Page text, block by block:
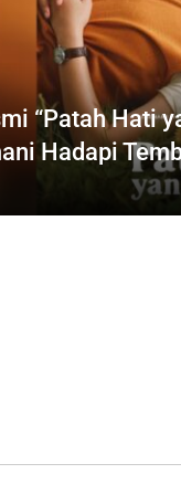
“Patah Hati
Hadapi